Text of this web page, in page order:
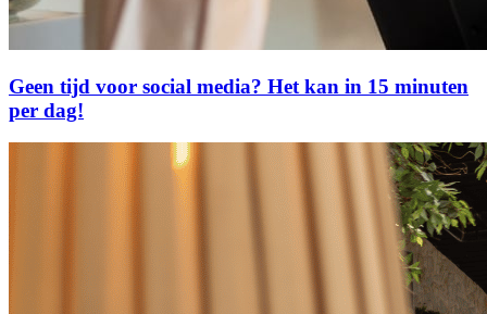
Geen tijd voor social media? Het kan in 15 minuten
per dag!